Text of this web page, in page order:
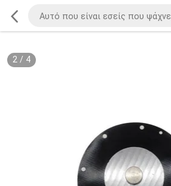
2/ 4